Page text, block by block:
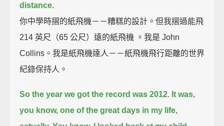
distance.
你中學時摺的紙飛機－－糟糕的設計。但我摺過能飛
214 英尺（65 公尺）遠的紙飛機 。我是 John
Collins。我是紙飛機達人－－紙飛機飛行距離的世界
紀錄保持人。
So the year we got the record was 2012. It was,
you know, one of the great days in my life,